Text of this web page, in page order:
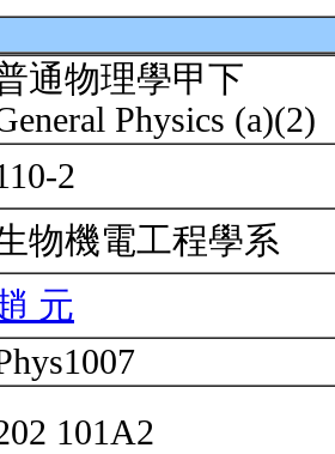
通物理學甲下
Physics (a)(2)
2
物機電工程學系
元
101A2